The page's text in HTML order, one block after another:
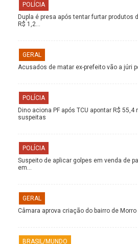
POLÍCIA
Dupla é presa após tentar furtar produtos
R$ 1,2…
GERAL
Acusados de matar ex-prefeito vão a júri
POLÍCIA
Dino aciona PF após TCU apontar R$
suspeitas
POLÍCIA
Suspeito de aplicar golpes em venda de
em…
GERAL
Câmara aprova criação do bairro de
BRASIL/MUNDO